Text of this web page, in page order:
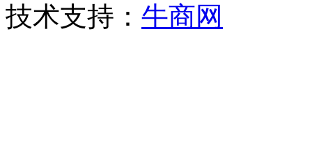
技术支持： 牛商网